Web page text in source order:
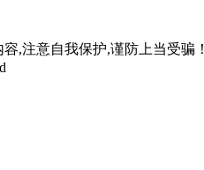
,注意自我保护,谨防上当受骗！